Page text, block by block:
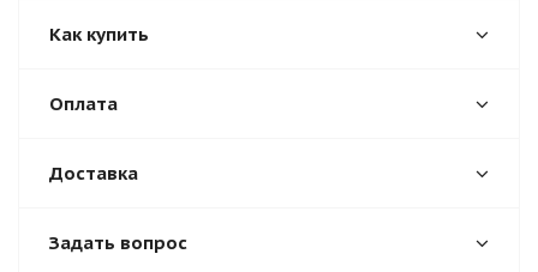
Как купить
Оплата
Доставка
Задать вопрос